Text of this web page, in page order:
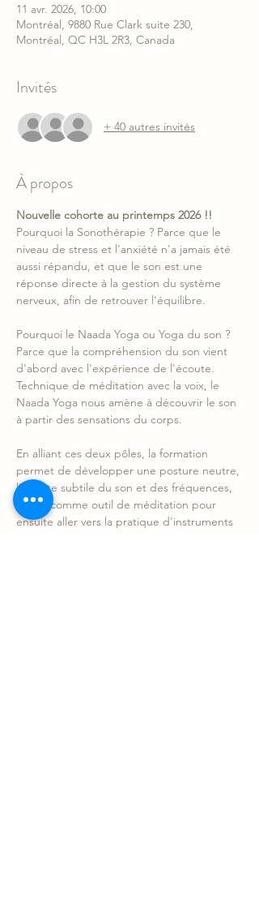
11 avr. 2026, 10:00
Montréal, 9880 Rue Clark suite 230,
Montréal, QC H3L 2R3, Canada
Invités
+ 40 autres invités
À propos
Nouvelle cohorte au printemps 2026 !!
Pourquoi la Sonothérapie ? Parce que le
niveau de stress et l'anxiété n'a jamais été
aussi répandu, et que le son est une
réponse directe à la gestion du système
nerveux, afin de retrouver l'équilibre.
Pourquoi le Naada Yoga ou Yoga du son ?
Parce que la compréhension du son vient
d'abord avec l'expérience de l'écoute.
Technique de méditation avec la voix, le
Naada Yoga nous amène à découvrir le son
à partir des sensations du corps.
En alliant ces deux pôles, la formation
permet de développer une posture neutre,
l'écoute subtile du son et des fréquences,
la voix comme outil de méditation pour
ensuite aller vers la pratique d'instruments